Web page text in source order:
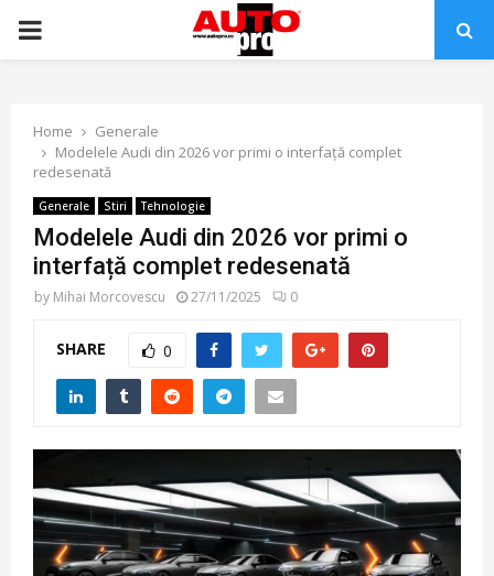
PRIMARY
Home
Generale
Modelele Audi din 2026 vor primi o interfață complet
redesenată
Generale Stiri Tehnologie
Modelele Audi din 2026 vor primi o
interfață complet redesenată
by Mihai Morcovescu 27/11/2025 0
SHARE 0